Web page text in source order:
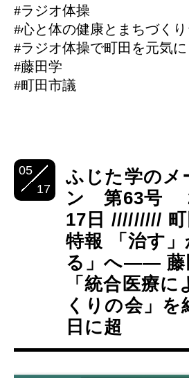
#ラジオ体操
#心と体の健康とまちづく
#ラジオ体操で町田を元気に
#藤田学
#町田市議
05
17
ふじた学のメ
ン 第63号
17日 /////////
特報 「治す」
る」へ―― 藤
「統合医療
くりの会」を
日に超